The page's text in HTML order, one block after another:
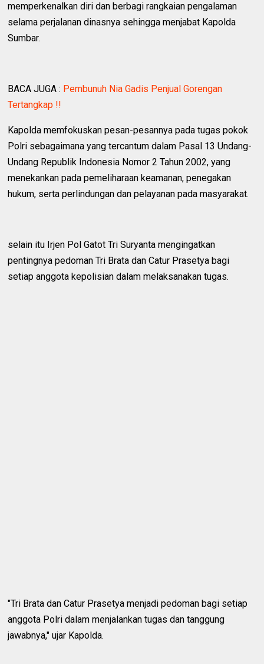
memperkenalkan diri dan berbagi rangkaian pengalaman
selama perjalanan dinasnya sehingga menjabat Kapolda
Sumbar.
BACA JUGA : Pembunuh Nia Gadis Penjual Gorengan
Tertangkap !!
Kapolda memfokuskan pesan-pesannya pada tugas pokok
Polri sebagaimana yang tercantum dalam Pasal 13 Undang-
Undang Republik Indonesia Nomor 2 Tahun 2002, yang
menekankan pada pemeliharaan keamanan, penegakan
hukum, serta perlindungan dan pelayanan pada masyarakat.
selain itu Irjen Pol Gatot Tri Suryanta mengingatkan
pentingnya pedoman Tri Brata dan Catur Prasetya bagi
setiap anggota kepolisian dalam melaksanakan tugas.
"Tri Brata dan Catur Prasetya menjadi pedoman bagi setiap
anggota Polri dalam menjalankan tugas dan tanggung
jawabnya," ujar Kapolda.